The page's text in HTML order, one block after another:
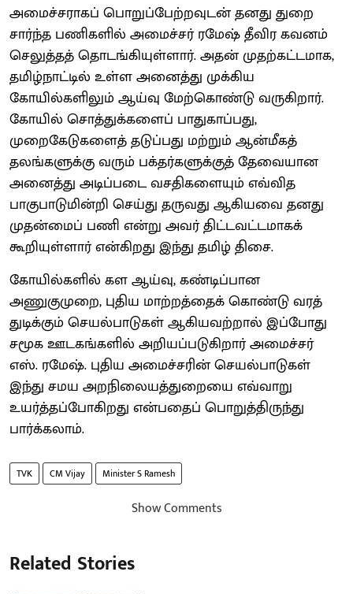
அமைச்சராகப் பொறுப்பேற்றவுடன் தனது துறை
சார்ந்த பணிகளில் அமைச்சர் ரமேஷ் தீவிர கவனம்
செலுத்தத் தொடங்கியுள்ளார். அதன் முதற்கட்டமாக,
தமிழ்நாட்டில் உள்ள அனைத்து முக்கிய
கோயில்களிலும் ஆய்வு மேற்கொண்டு வருகிறார்.
கோயில் சொத்துக்களைப் பாதுகாப்பது,
முறைகேடுகளைத் தடுப்பது மற்றும் ஆன்மீகத்
தலங்களுக்கு வரும் பக்தர்களுக்குத் தேவையான
அனைத்து அடிப்படை வசதிகளையும் எவ்வித
பாகுபாடுமின்றி செய்து தருவது ஆகியவை தனது
முதன்மைப் பணி என்று அவர் திட்டவட்டமாகக்
கூறியுள்ளார் என்கிறது இந்து தமிழ் திசை.
கோயில்களில் கள ஆய்வு, கண்டிப்பான
அணுகுமுறை, புதிய மாற்றத்தைக் கொண்டு வரத்
துடிக்கும் செயல்பாடுகள் ஆகியவற்றால் இப்போது
சமூக ஊடகங்களில் அறியப்படுகிறார் அமைச்சர்
எஸ். ரமேஷ். புதிய அமைச்சரின் செயல்பாடுகள்
இந்து சமய அறநிலையத்துறையை எவ்வாறு
உயர்த்தப்போகிறது என்பதைப் பொறுத்திருந்து
பார்க்கலாம்.
TVK CM Vijay Minister S Ramesh
Show Comments
Related Stories